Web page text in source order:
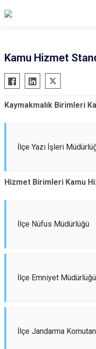
Gebze
Gölcük
Kandıra
Karamürsel
Derince
Kamu Hizmet
Kaymakmalık Birimleri
İlçe Yazı İşleri
Hizmet Birimleri Kamu
İlçe Nüfus Müdürlüğü
İlçe Emniyet Müdürlüğü
İlçe Jandarma